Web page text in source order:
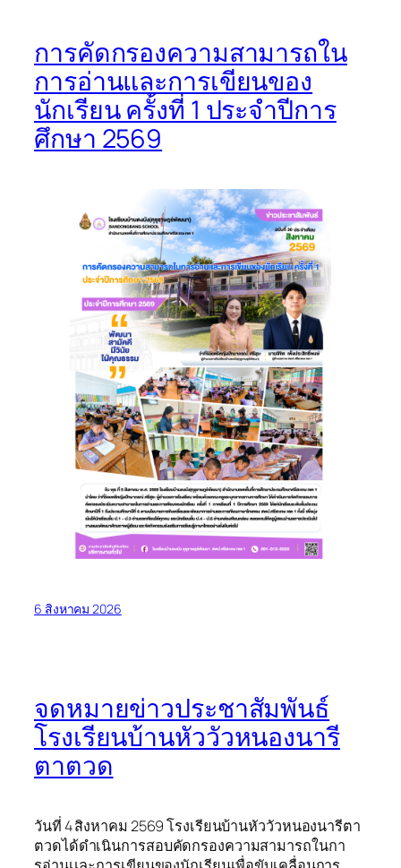
การคัดกรองความสามารถใน
การอ่านและการเขียนของ
นักเรียน ครั้งที่ 1 ประจำปีการ
ศึกษา 2569
6 สิงหาคม 2026
จดหมายข่าวประชาสัมพันธ์
โรงเรียนบ้านหัววัวหนองนารี
ตาตวด
วันที่ 4 สิงหาคม 2569 โรงเรียนบ้านหัววัวหนองนารีตา
ตวดได้ดำเนินการสอบคัดกรองความสามารถในกา